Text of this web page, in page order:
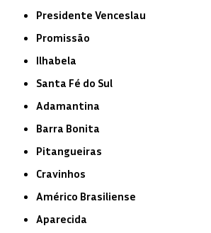
Presidente Venceslau
Promissão
Ilhabela
Santa Fé do Sul
Adamantina
Barra Bonita
Pitangueiras
Cravinhos
Américo Brasiliense
Aparecida